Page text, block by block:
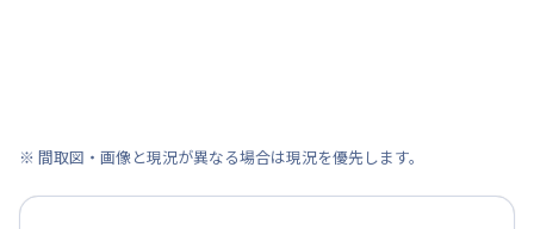
※ 間取図・画像と現況が異なる場合は現況を優先します。